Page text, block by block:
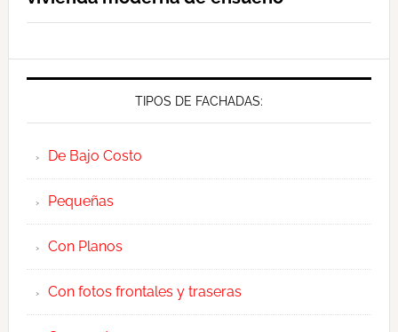
TIPOS DE FACHADAS:
De Bajo Costo
Pequeñas
Con Planos
Con fotos frontales y traseras